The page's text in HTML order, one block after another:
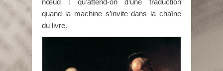
nœud : qu’attend-on d’une traduction
quand la machine s’invite dans la chaîne
du livre.